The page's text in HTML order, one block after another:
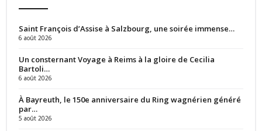
Saint François d’Assise à Salzbourg, une soirée immense…
6 août 2026
Un consternant Voyage à Reims à la gloire de Cecilia
Bartoli…
6 août 2026
À Bayreuth, le 150e anniversaire du Ring wagnérien généré
par…
5 août 2026